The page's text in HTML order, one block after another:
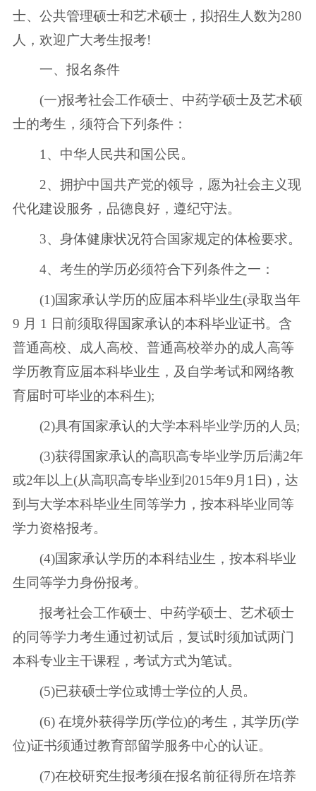
士、公共管理硕士和艺术硕士，拟招生人数为280
人，欢迎广大考生报考!
一、报名条件
(一)报考社会工作硕士、中药学硕士及艺术硕
士的考生，须符合下列条件：
1、中华人民共和国公民。
2、拥护中国共产党的领导，愿为社会主义现
代化建设服务，品德良好，遵纪守法。
3、身体健康状况符合国家规定的体检要求。
4、考生的学历必须符合下列条件之一：
(1)国家承认学历的应届本科毕业生(录取当年
9 月 1 日前须取得国家承认的本科毕业证书。含
普通高校、成人高校、普通高校举办的成人高等
学历教育应届本科毕业生，及自学考试和网络教
育届时可毕业的本科生);
(2)具有国家承认的大学本科毕业学历的人员;
(3)获得国家承认的高职高专毕业学历后满2年
或2年以上(从高职高专毕业到2015年9月1日)，达
到与大学本科毕业生同等学力，按本科毕业同等
学力资格报考。
(4)国家承认学历的本科结业生，按本科毕业
生同等学力身份报考。
报考社会工作硕士、中药学硕士、艺术硕士
的同等学力考生通过初试后，复试时须加试两门
本科专业主干课程，考试方式为笔试。
(5)已获硕士学位或博士学位的人员。
(6) 在境外获得学历(学位)的考生，其学历(学
位)证书须通过教育部留学服务中心的认证。
(7)在校研究生报考须在报名前征得所在培养